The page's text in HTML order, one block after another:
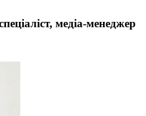
медіа-менеджер